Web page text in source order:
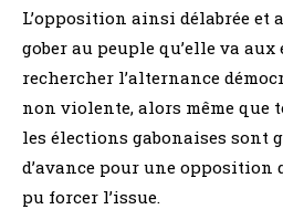
L’opposition ainsi délabrée et
gober au peuple qu’elle va
rechercher l’alternance
non violente, alors même que
les élections gabonaises sont
d’avance pour une opposition
pu forcer l’issue.